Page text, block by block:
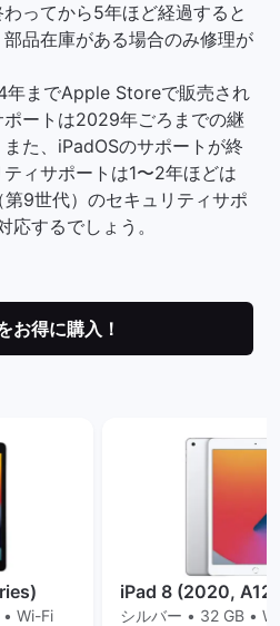
ってから5年ほど経過すると
品在庫がある場合のみ修理が
までApple Storeで販売され
ートは2029年ごろまでの継
た、iPadOSのサポートが終
ィサポートは1〜2年ほどは
9世代）のセキュリティサポ
するでしょう。
お得に購入！
• Wi-Fi
iPad 8 (2020, A12
シルバー • 32 GB •